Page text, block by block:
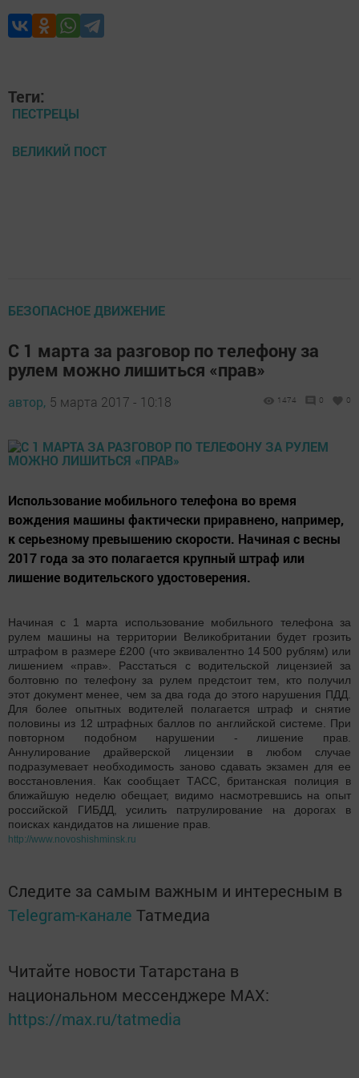
Теги:
ПЕСТРЕЦЫ
ВЕЛИКИЙ ПОСТ
БЕЗОПАСНОЕ ДВИЖЕНИЕ
С 1 марта за разговор по телефону за
рулем можно лишиться «прав»
автор, 5 марта 2017 - 10:18 1474 0 0
Использование мобильного телефона во время
вождения машины фактически приравнено, например,
к серьезному превышению скорости. Начиная с весны
2017 года за это полагается крупный штраф или
лишение водительского удостоверения.
Начиная с 1 марта использование мобильного телефона за
рулем машины на территории Великобритании будет грозить
штрафом в размере £200 (что эквивалентно 14 500 рублям) или
лишением «прав». Расстаться с водительской лицензией за
болтовню по телефону за рулем предстоит тем, кто получил
этот документ менее, чем за два года до этого нарушения ПДД.
Для более опытных водителей полагается штраф и снятие
половины из 12 штрафных баллов по английской системе. При
повторном подобном нарушении - лишение прав.
Аннулирование драйверской лицензии в любом случае
подразумевает необходимость заново сдавать экзамен для ее
восстановления. Как сообщает ТАСС, британская полиция в
ближайшую неделю обещает, видимо насмотревшись на опыт
российской ГИБДД, усилить патрулирование на дорогах в
поисках кандидатов на лишение прав.
http://www.novoshishminsk.ru
Следите за самым важным и интересным в
Telegram-канале Татмедиа
Читайте новости Татарстана в
национальном мессенджере MАХ:
https://max.ru/tatmedia